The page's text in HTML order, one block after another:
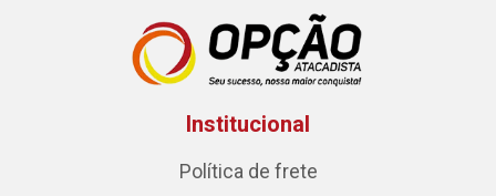
Institucional
Política de frete